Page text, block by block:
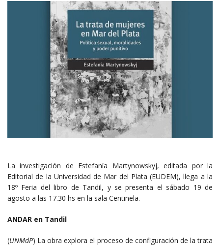
La investigación de Estefanía Martynowskyj, editada por la
Editorial de la Universidad de Mar del Plata (EUDEM), llega a la
18º Feria del libro de Tandil, y se presenta el sábado 19 de
agosto a las 17.30 hs en la sala Centinela.
ANDAR en Tandil
(UNMdP) La obra explora el proceso de configuración de la trata